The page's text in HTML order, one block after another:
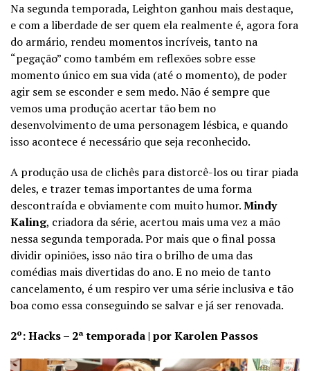
Na segunda temporada, Leighton ganhou mais destaque,
e com a liberdade de ser quem ela realmente é, agora fora
do armário, rendeu momentos incríveis, tanto na
“pegação” como também em reflexões sobre esse
momento único em sua vida (até o momento), de poder
agir sem se esconder e sem medo. Não é sempre que
vemos uma produção acertar tão bem no
desenvolvimento de uma personagem lésbica, e quando
isso acontece é necessário que seja reconhecido.
A produção usa de clichês para distorcê-los ou tirar piada
deles, e trazer temas importantes de uma forma
descontraída e obviamente com muito humor.Mindy
Kaling, criadora da série, acertou mais uma vez a mão
nessa segunda temporada. Por mais que o final possa
dividir opiniões, isso não tira o brilho de uma das
comédias mais divertidas do ano. E no meio de tanto
cancelamento, é um respiro ver uma série inclusiva e tão
boa como essa conseguindo se salvar e já ser renovada.
2º: Hacks – 2ª temporada | por Karolen Passos